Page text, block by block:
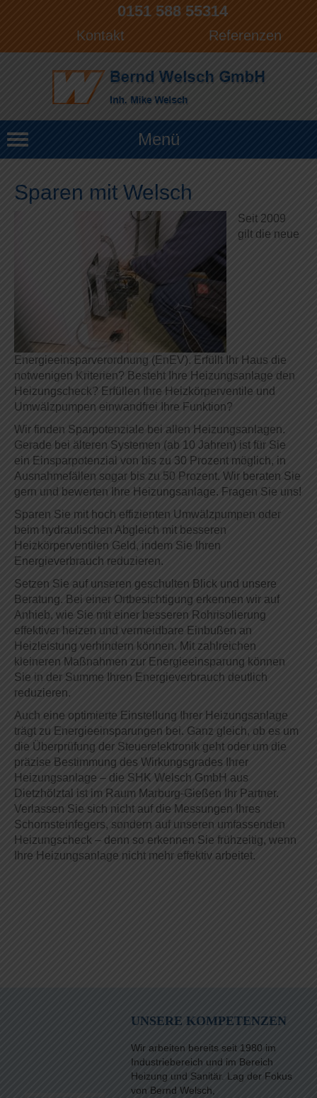
0151 588 55314
Kontakt Referenzen
Menü
Sparen mit Welsch
Seit 2009
gilt die neue
Energieeinsparverordnung (EnEV). Erfüllt Ihr Haus die
notwenigen Kriterien? Besteht Ihre Heizungsanlage den
Heizungscheck? Erfüllen Ihre Heizkörperventile und
Umwälzpumpen einwandfrei Ihre Funktion?
Wir finden Sparpotenziale bei allen Heizungsanlagen.
Gerade bei älteren Systemen (ab 10 Jahren) ist für Sie
ein Einsparpotenzial von bis zu 30 Prozent möglich, in
Ausnahmefällen sogar bis zu 50 Prozent. Wir beraten Sie
gern und bewerten Ihre Heizungsanlage. Fragen Sie uns!
Sparen Sie mit hoch effizienten Umwälzpumpen oder
beim hydraulischen Abgleich mit besseren
Heizkörperventilen Geld, indem Sie Ihren
Energieverbrauch reduzieren.
Setzen Sie auf unseren geschulten Blick und unsere
Beratung. Bei einer Ortbesichtigung erkennen wir auf
Anhieb, wie Sie mit einer besseren Rohrisolierung
effektiver heizen und vermeidbare Einbußen an
Heizleistung verhindern können. Mit zahlreichen
kleineren Maßnahmen zur Energieeinsparung können
Sie in der Summe Ihren Energieverbrauch deutlich
reduzieren.
Auch eine optimierte Einstellung Ihrer Heizungsanlage
trägt zu Energieeinsparungen bei. Ganz gleich, ob es um
die Überprüfung der Steuerelektronik geht oder um die
präzise Bestimmung des Wirkungsgrades Ihrer
Heizungsanlage – die SHK Welsch GmbH aus
Dietzhölztal ist im Raum Marburg-Gießen Ihr Partner.
Verlassen Sie sich nicht auf die Messungen Ihres
Schornsteinfegers, sondern auf unseren umfassenden
Heizungscheck – denn so erkennen Sie frühzeitig, wenn
Ihre Heizungsanlage nicht mehr effektiv arbeitet.
UNSERE KOMPETENZEN
Wir arbeiten bereits seit 1980 im
Industriebereich und im Bereich
Heizung und Sanitär. Lag der Fokus
von Bernd Welsch,